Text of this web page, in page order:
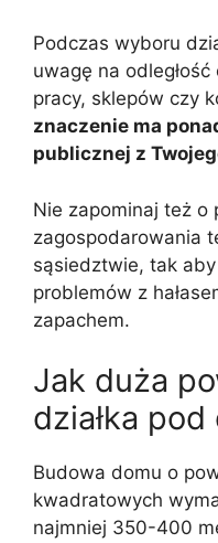
Podczas wyboru
uwagę na
pracy, sklepów czy
znaczenie ma
publicznej z
Nie zapominaj też o
zagospodarowania
sąsiedztwie, tak
problemów z
zapachem.
Jak duża
działka pod
Budowa domu o
kwadratowych
najmniej 350-400